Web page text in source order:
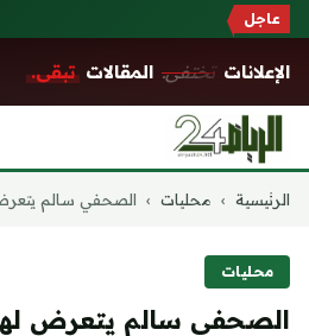
عاجل
الإعلانات تختفي. المقالات تبقى.
التجاوز
الرئيسية › محليات › الصحفي سالم
محليات
الصحفي سالم يتعرض